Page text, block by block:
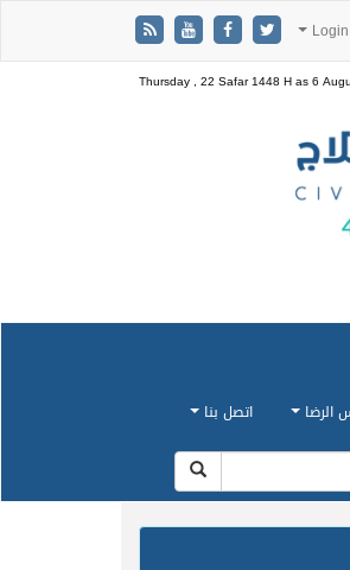
Thursday , 22 Safar 1448 H as6
الرضا اتصل بنا